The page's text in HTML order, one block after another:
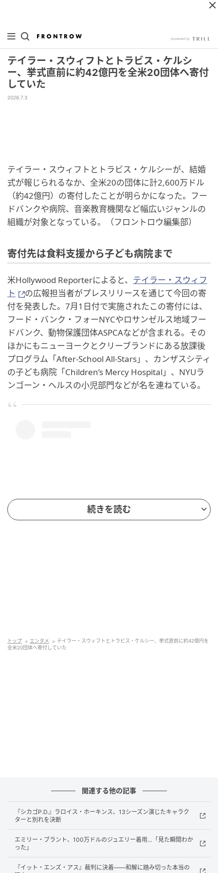
テイラー・スウィフトとトラビス・ケルシ
ー、挙式直前に約42億円を全米20団体へ寄付
していた
2026.7.3
テイラー・スウィフトとトラビス・ケルシーが、結婚
式が報じられるなか、全米20の団体に計2,600万ドル
（約42億円）の寄付したことが明らかになった。フー
ドバンクや病院、音楽教育機関など幅広いジャンルの
組織が対象となっている。（フロントロウ編集部）
寄付先は食料支援から子ども病院まで
米Hollywood Reporterによると、 テイラー・スウィフ
ト
の広報担当者がプレスリリースを通じて今回の寄
付を発表した。7月1日付で実施されたこの寄付には、
フード・バンク・フォーNYCやロサンゼルス地域フー
ドバンク、動物保護団体ASPCAなどが含まれる。その
ほかにもニューヨークとクリーブランドにある放課後
プログラム「After-School All-Stars」、カンザスシティ
の子ども病院「Children’s Mercy Hospital」、NYUラ
ンゴーン・ヘルスの小児部門などが名を連ねている。
続きを読む
トップ エンタメ
テイラー・スウィフトとトラビス・ケルシー、挙式直前に約42億円を
全米20団体へ寄付していた
関連する他の記事
『シカゴP.D.』ラロイス・ホーキンス、13シーズン演じたキャラク
ターと別れを決断
エミリー・ブラント、100万ドルのジュエリー着用…「見た瞬間わか
った」
『イット・エンズ・アス』裁判に決着——和解に踏み切った本当の